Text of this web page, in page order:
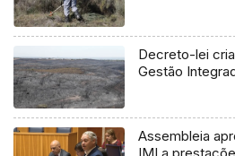
Decreto-lei
Gestão
Assembleia